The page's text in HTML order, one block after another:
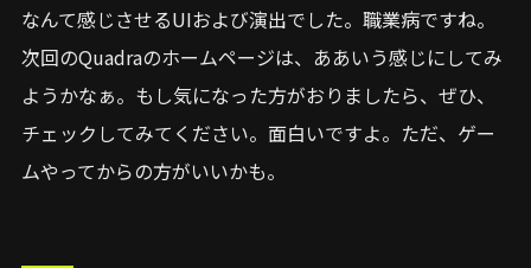
なんて感じさせるUIおよび演出でした。職業病ですね。
次回のQuadraのホームページは、ああいう感じにしてみ
ようかなぁ。もし気になった方がおりましたら、ぜひ、
チェックしてみてください。面白いですよ。ただ、ゲー
ムやってからの方がいいかも。